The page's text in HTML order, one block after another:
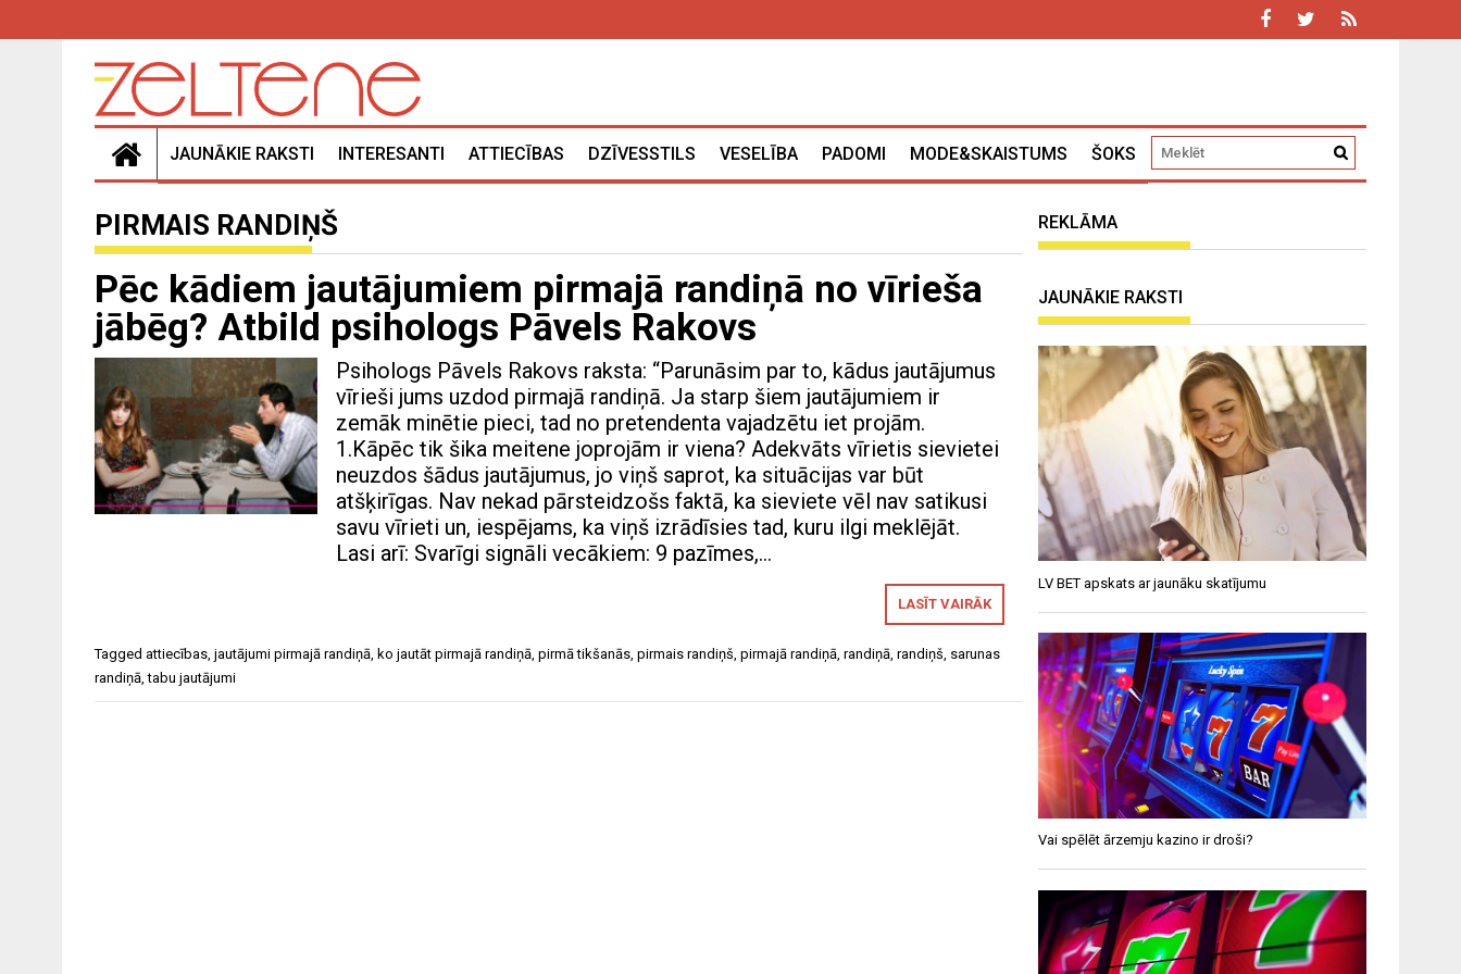
JAUNĀKIE RAKSTI INTERESANTI ATTIECĪBAS DZĪVESSTILS VESELĪBA PADOMI MODE&SKAISTUMS ŠOKS
PIRMAIS RANDIŅŠ
Pēc kādiem jautājumiem pirmajā randiņā no vīrieša
jābēg? Atbild psihologs Pāvels Rakovs
Psihologs Pāvels Rakovs raksta: “Parunāsim par to, kādus jautājumus
vīrieši jums uzdod pirmajā randiņā. Ja starp šiem jautājumiem ir
zemāk minētie pieci, tad no pretendenta vajadzētu iet projām.
1.Kāpēc tik šika meitene joprojām ir viena? Adekvāts vīrietis sievietei
neuzdos šādus jautājumus, jo viņš saprot, ka situācijas var būt
atšķirīgas. Nav nekad pārsteidzošs faktā, ka sieviete vēl nav satikusi
savu vīrieti un, iespējams, ka viņš izrādīsies tad, kuru ilgi meklējāt.
Lasi arī: Svarīgi signāli vecākiem: 9 pazīmes,…
LASĪT VAIRĀK
Tagged attiecības, jautājumi pirmajā randiņā, ko jautāt pirmajā randiņā, pirmā tikšanās, pirmais randiņš, pirmajā randiņā, randiņā, randiņš, sarunas
randiņā,tabu jautājumi
REKLĀMA
JAUNĀKIE RAKSTI
LV BET apskats ar jaunāku skatījumu
Vai spēlēt ārzemju kazino ir droši?